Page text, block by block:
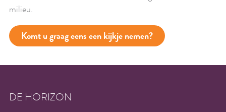
milieu.
Komt u graag eens een kijkje nemen?
DE HORIZON